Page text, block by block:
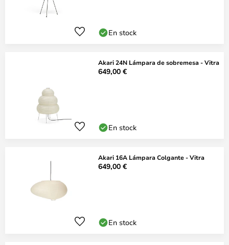
En stock
Akari 24N Lámpara de sobremesa - Vitra
649,00 €
En stock
Akari 16A Lámpara Colgante - Vitra
649,00 €
En stock